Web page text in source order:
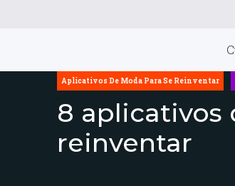
Aplicativos De Moda Para Se Reinventar
8 aplicativos
reinventar